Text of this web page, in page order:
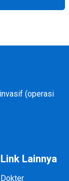
(operasi
Link Lainnya
Dokter